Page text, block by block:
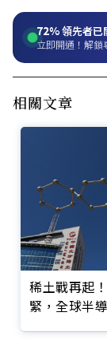
72%領先者已
立即開通！解鎖
相關文章
稀土戰再起
緊，全球半